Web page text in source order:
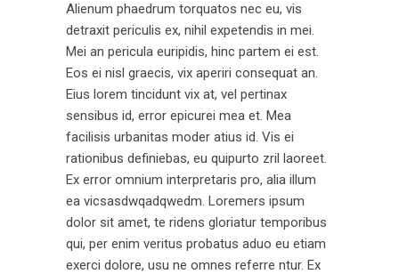
Alienum phaedrum torquatos nec eu, vis
detraxit periculis ex, nihil expetendis in mei.
Mei an pericula euripidis, hinc partem ei est.
Eos ei nisl graecis, vix aperiri consequat an.
Eius lorem tincidunt vix at, vel pertinax
sensibus id, error epicurei mea et. Mea
facilisis urbanitas moder atius id. Vis ei
rationibus definiebas, eu quipurto zril laoreet.
Ex error omnium interpretaris pro, alia illum
ea vicsasdwqadqwedm. Loremers ipsum
dolor sit amet, te ridens gloriatur temporibus
qui, per enim veritus probatus aduo eu etiam
exerci dolore, usu ne omnes referre ntur. Ex